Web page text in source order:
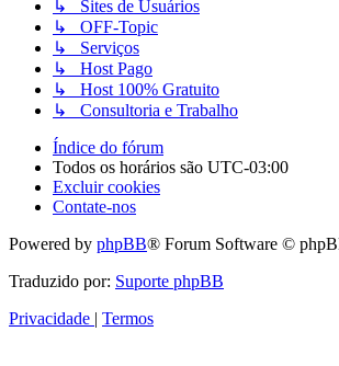
↳ Sites de Usuários
↳ OFF-Topic
↳ Serviços
↳ Host Pago
↳ Host 100% Gratuito
↳ Consultoria e Trabalho
Índice do fórum
Todos os horários são UTC-03:00
Excluir cookies
Contate-nos
Powered by phpBB® Forum Software ©
Traduzido por: Suporte phpBB
Privacidade
Termos